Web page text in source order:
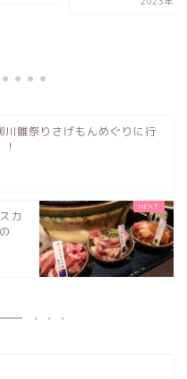
川雛祭りさげもんめぐりに行
カ